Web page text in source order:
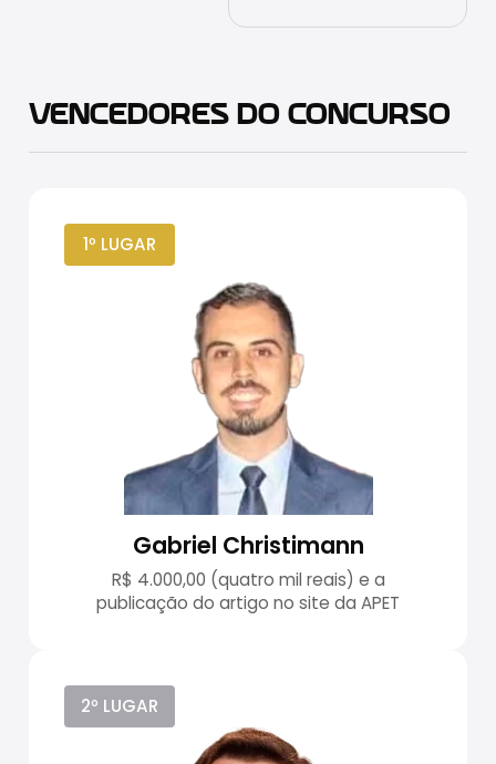
VENCEDORES DO CONCURSO
1º LUGAR
Gabriel Christimann
R$ 4.000,00 (quatro mil reais) e a
publicação do artigo no site da APET
2º LUGAR